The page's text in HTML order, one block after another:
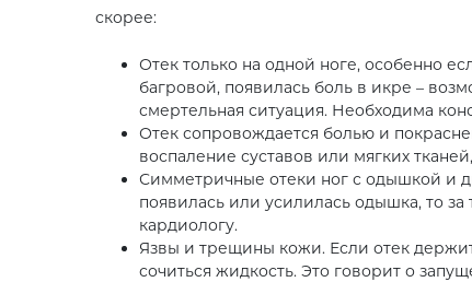
скорее:
Отек только на одной ноге, особенно
багровой, появилась боль в икре –
смертельная ситуация. Необходима
Отек сопровождается болью и
воспаление суставов или мягких
Симметричные отеки ног с одышкой и
появилась или усилилась одышка, то
кардиологу.
Язвы и трещины кожи. Если отек
сочиться жидкость. Это говорит о